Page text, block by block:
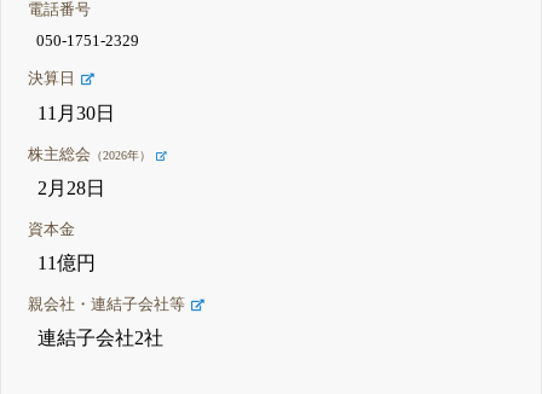
電話番号
050-1751-2329
決算日
11月30日
株主総会 （2026年）
2月28日
資本金
11億円
親会社・連結子会社等
連結子会社2社